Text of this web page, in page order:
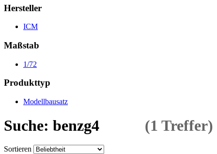
Hersteller
ICM
Maßstab
1/72
Produkttyp
Modellbausatz
Suche: benzg4 (1 Treffer)
Sortieren